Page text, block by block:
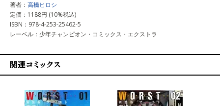
著者： 高橋ヒロシ
定価：1188円 (10%税込)
ISBN：978-4-253-25462-5
レーベル：少年チャンピオン・コミックス・エクストラ